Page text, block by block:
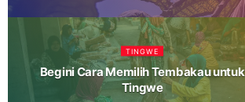
TINGWE
Begini Cara Memilih Tembakau untuk
Tingwe